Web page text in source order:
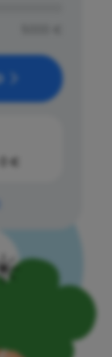
0 €